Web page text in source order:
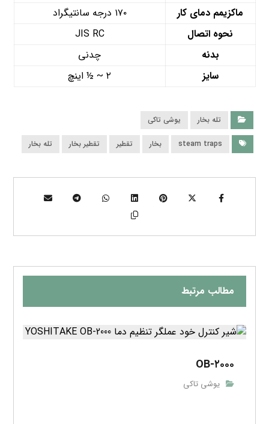
ماکزیمم دمای کار
۱۷۰ درجه سانتیگراد
نحوه اتصال
JIS RC
بدنه
چدنی
سایز
۲ ~ ½ اینچ
تله بخار یوشی تاکی
steam traps بخار تقطیر تقطیر بخار تله بخار
مطالب مرتبط
OB-۲۰۰۰
یوشی تاکی